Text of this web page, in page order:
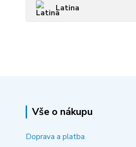
Latina
Vše o nákupu
Doprava a platba